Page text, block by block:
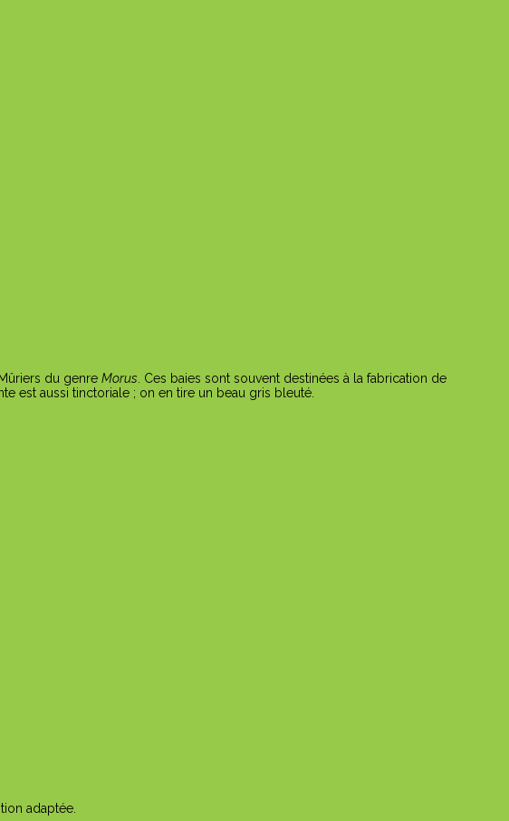
du genre Morus. Ces baies sont souvent destinées à la fabrication de
est aussi tinctoriale ; on en tire un beau gris bleuté.
adaptée.